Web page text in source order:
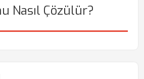
Nasıl Çözülür?